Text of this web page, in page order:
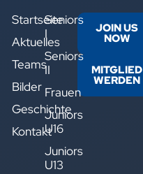
Startseite
Aktuelles
Teams
Bilder
Geschichte
Kontakt
Seniors
I
Seniors
II
Frauen
Juniors
U16
Juniors
U13
JOIN US
NOW
MITGLIED
WERDEN